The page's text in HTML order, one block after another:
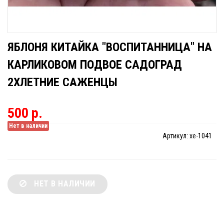
ЯБЛОНЯ КИТАЙКА "ВОСПИТАННИЦА" НА
КАРЛИКОВОМ ПОДВОЕ САДОГРАД
2ХЛЕТНИЕ САЖЕНЦЫ
500 р.
Нет в наличии
Артикул: xe-1041
НЕТ В НАЛИЧИИ